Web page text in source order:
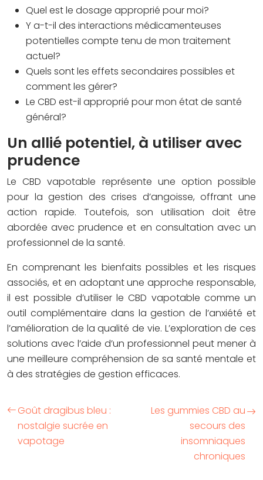
Quel est le dosage approprié pour moi?
Y a-t-il des interactions médicamenteuses
potentielles compte tenu de mon traitement
actuel?
Quels sont les effets secondaires possibles et
comment les gérer?
Le CBD est-il approprié pour mon état de santé
général?
Un allié potentiel, à utiliser avec
prudence
Le CBD vapotable représente une option possible
pour la gestion des crises d’angoisse, offrant une
action rapide. Toutefois, son utilisation doit être
abordée avec prudence et en consultation avec un
professionnel de la santé.
En comprenant les bienfaits possibles et les risques
associés, et en adoptant une approche responsable,
il est possible d’utiliser le CBD vapotable comme un
outil complémentaire dans la gestion de l’anxiété et
l’amélioration de la qualité de vie. L’exploration de ces
solutions avec l’aide d’un professionnel peut mener à
une meilleure compréhension de sa santé mentale et
à des stratégies de gestion efficaces.
Goût dragibus bleu :
nostalgie sucrée en
vapotage
Les gummies CBD au
secours des
insomniaques
chroniques